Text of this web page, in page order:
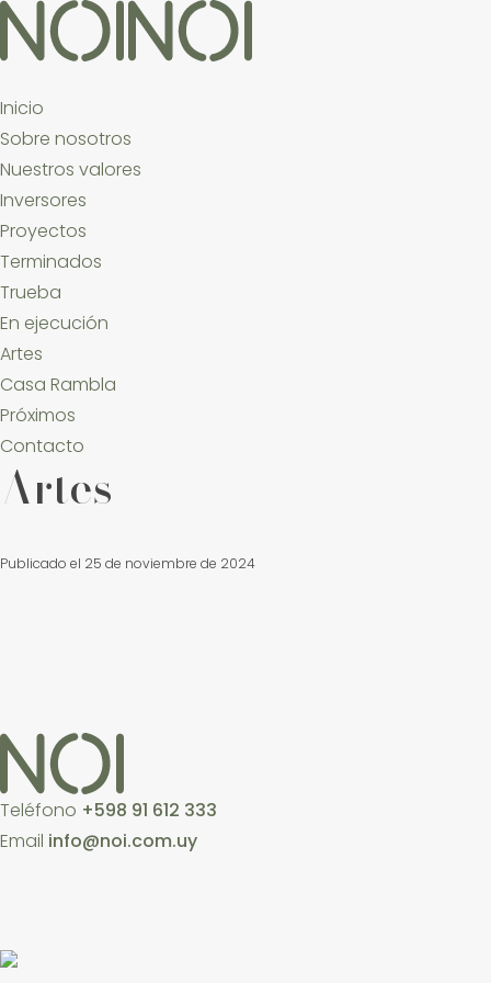
Inicio
Sobre nosotros
Nuestros valores
Inversores
Proyectos
Terminados
Trueba
En ejecución
Artes
Casa Rambla
Próximos
Contacto
Artes
Publicado el 25 de noviembre de 2024
Teléfono +598 91 612 333
Email info@noi.com.uy